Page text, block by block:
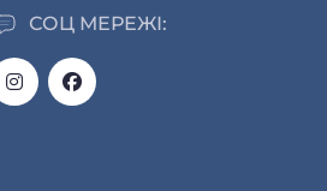
СОЦ МЕРЕЖІ: